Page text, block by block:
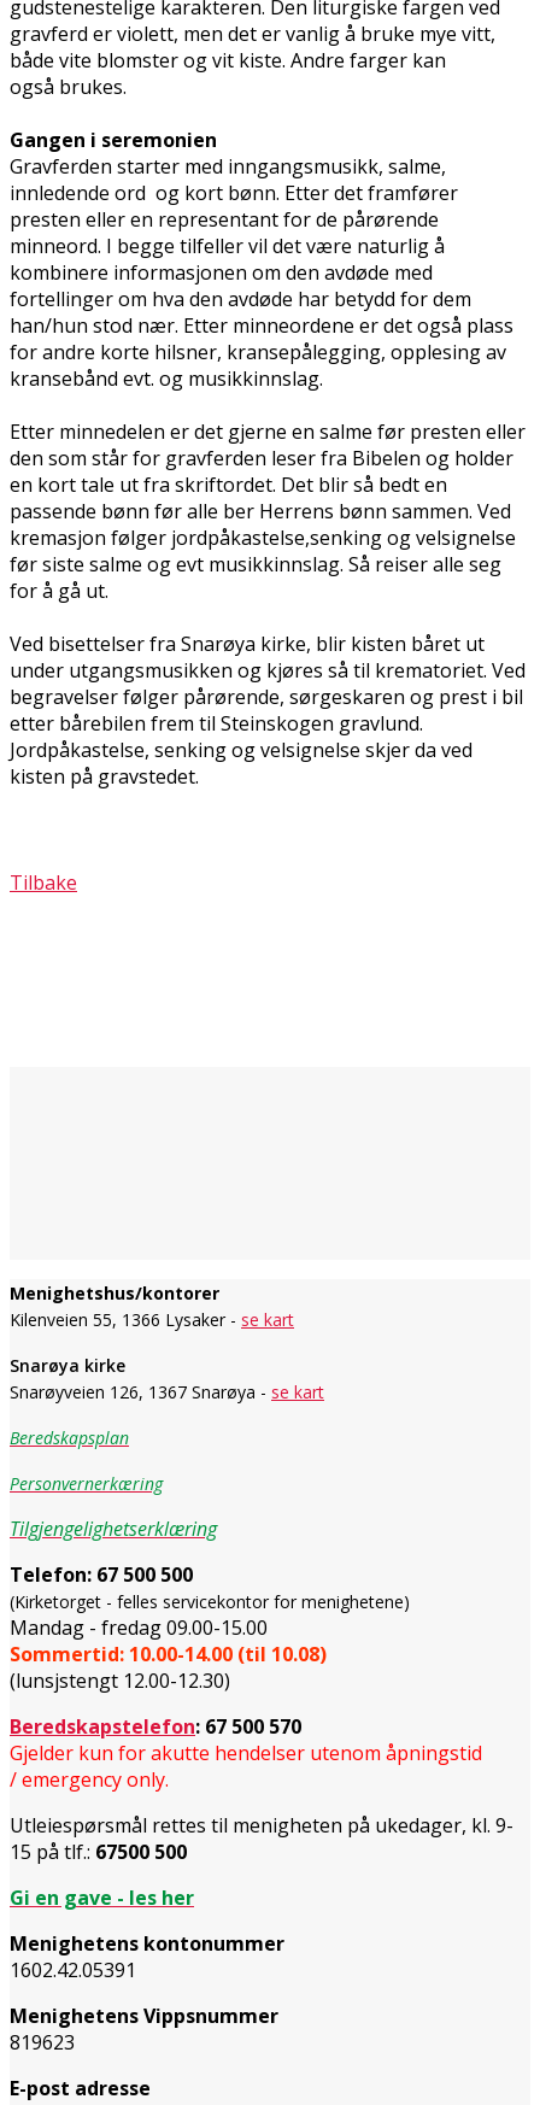
gudstenestelige karakteren. Den liturgiske fargen ved
gravferd er violett, men det er vanlig å bruke mye vitt,
både vite blomster og vit kiste. Andre farger kan
også brukes.
Gangen i seremonien
Gravferden starter med inngangsmusikk, salme,
innledende ord og kort bønn. Etter det framfører
presten eller en representant for de pårørende
minneord. I begge tilfeller vil det være naturlig å
kombinere informasjonen om den avdøde med
fortellinger om hva den avdøde har betydd for dem
han/hun stod nær. Etter minneordene er det også plass
for andre korte hilsner, kransepålegging, opplesing av
kransebånd evt. og musikkinnslag.
Etter minnedelen er det gjerne en salme før presten eller
den som står for gravferden leser fra Bibelen og holder
en kort tale ut fra skriftordet. Det blir så bedt en
passende bønn før alle ber Herrens bønn sammen. Ved
kremasjon følger jordpåkastelse,senking og velsignelse
før siste salme og evt musikkinnslag. Så reiser alle seg
for å gå ut.
Ved bisettelser fra Snarøya kirke, blir kisten båret ut
under utgangsmusikken og kjøres så til krematoriet. Ved
begravelser følger pårørende, sørgeskaren og prest i bil
etter bårebilen frem til Steinskogen gravlund.
Jordpåkastelse, senking og velsignelse skjer da ved
kisten på gravstedet.
Tilbake
Menighetshus/kontorer
Kilenveien 55, 1366 Lysaker - se kart
Snarøya kirke
Snarøyveien 126, 1367 Snarøya - se kart
Beredskapsplan
Personvernerkæring
Tilgjengelighetserklæring
Telefon: 67 500 500
(Kirketorget - felles servicekontor for menighetene)
Mandag - fredag 09.00-15.00
Sommertid: 10.00-14.00 (til 10.08)
(lunsjstengt 12.00-12.30)
Beredskapstelefon: 67 500 570
Gjelder kun for akutte hendelser utenom åpningstid
/ emergency only.
Utleiespørsmål rettes til menigheten på ukedager, kl. 9-
15 på tlf.: 67500 500
Gi en gave - les her
Menighetens kontonummer
1602.42.05391
Menighetens Vippsnummer
819623
E-post adresse